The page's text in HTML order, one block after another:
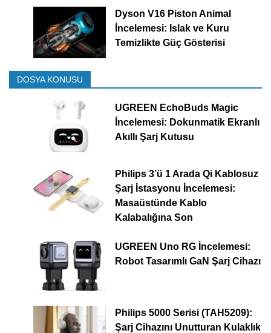
Dyson V16 Piston Animal
İncelemesi: Islak ve Kuru
Temizlikte Güç Gösterisi
DOSYA KONUSU
UGREEN EchoBuds Magic
İncelemesi: Dokunmatik Ekranlı
Akıllı Şarj Kutusu
Philips 3’ü 1 Arada Qi Kablosuz
Şarj İstasyonu İncelemesi:
Masaüstünde Kablo
Kalabalığına Son
UGREEN Uno RG İncelemesi:
Robot Tasarımlı GaN Şarj Cihazı
Philips 5000 Serisi (TAH5209):
Şarj Cihazını Unutturan Kulaklık